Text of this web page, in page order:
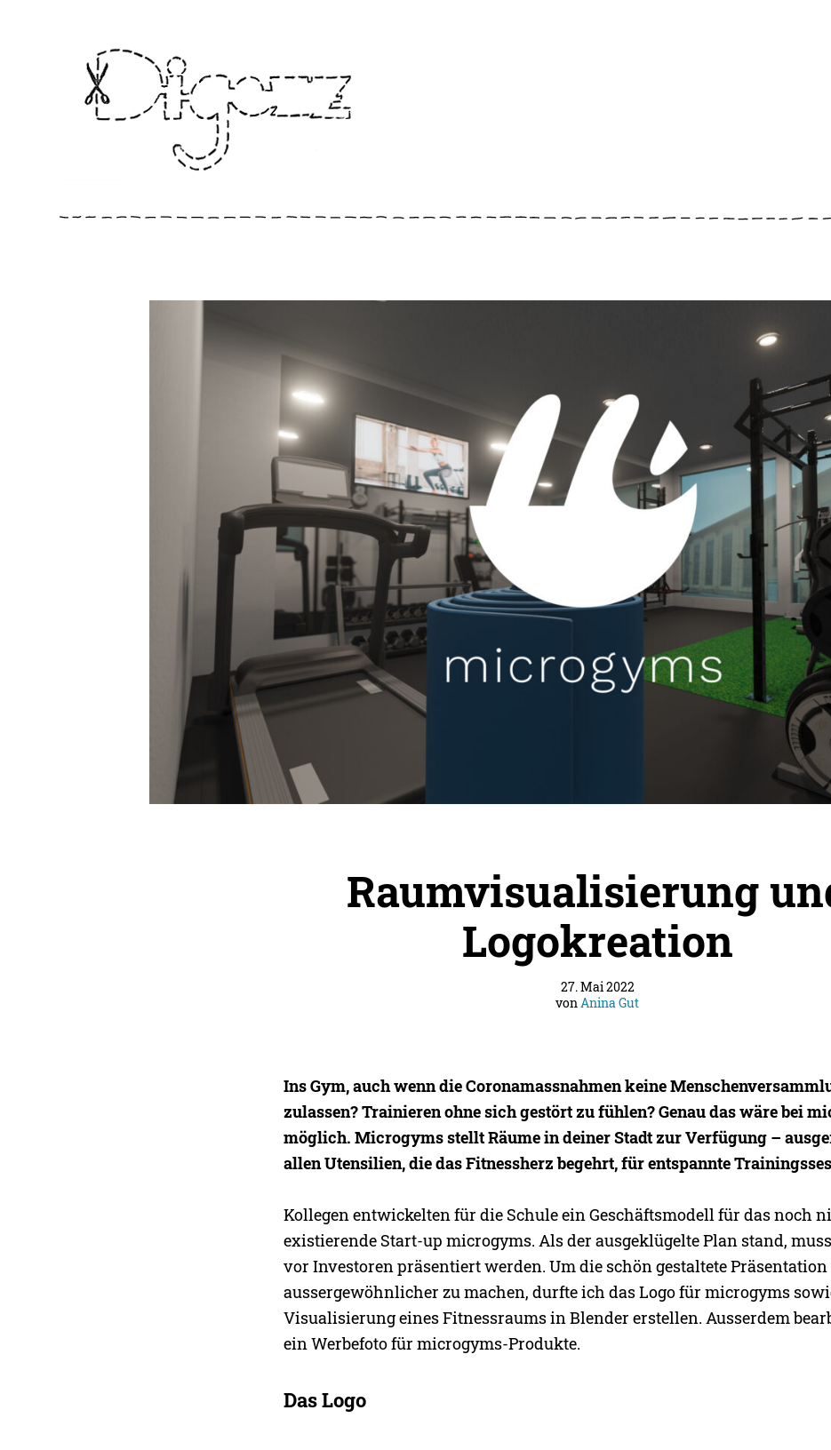
Raumvisualisierung
Logokreation
27. Mai 2022
vonAnina Gut
Ins Gym, auch wenn die Coronamassnahmen keine
zulassen? Trainieren ohne sich gestört zu fühlen? Genau das wäre bei
möglich. Microgyms stellt Räume in deiner Stadt zur Verfügung –
allen Utensilien, die das Fitnessherz begehrt, für entspannte
Kollegen entwickelten für die Schule ein Geschäftsmodell für das noch
existierende Start-up microgyms. Als der ausgeklügelte Plan stand,
vor Investoren präsentiert werden. Um die schön gestaltete
aussergewöhnlicher zu machen, durfte ich das Logo für microgyms
Visualisierung eines Fitnessraums in Blender erstellen. Ausserdem
ein Werbefoto für microgyms-Produkte.
Das Logo